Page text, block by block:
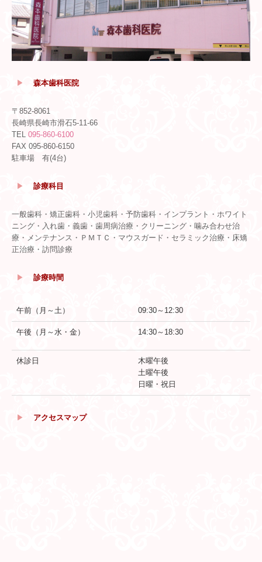
▶ 森本歯科医院
〒852-8061
長崎県長崎市滑石5-11-66
TEL 095-860-6100
FAX 095-860-6150
駐車場 有(4台)
▶ 診療科目
一般歯科・矯正歯科・小児歯科・予防歯科・インプラント・ホワイト
ニング・入れ歯・義歯・歯周病治療・クリーニング・噛み合わせ治
療・メンテナンス・ＰＭＴＣ・マウスガード・セラミック治療・床矯
正治療・訪問診療
▶ 診療時間
午前（月～土） 09:30～12:30
午後（月～水・金） 14:30～18:30
休診日
木曜午後
土曜午後
日曜・祝日
▶ アクセスマップ